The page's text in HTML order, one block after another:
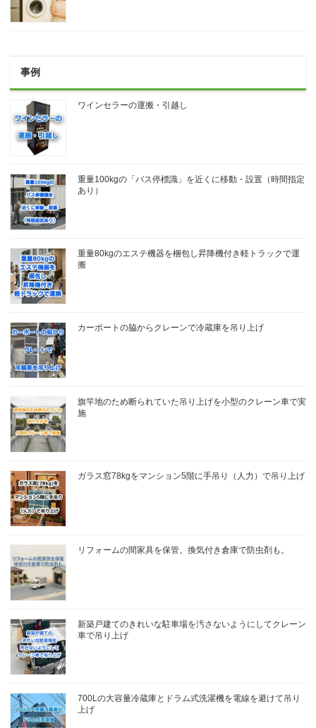
事例
ワインセラーの運搬・引越し
重量100kgの「バス停標識」を近くに移動・設置（時間指定
あり）
重量80kgのエステ機器を梱包し昇降機付き軽トラックで運
搬
カーポートの脇からクレーンで冷蔵庫を吊り上げ
旗竿地のため断られていた吊り上げを小型のクレーン車で実
施
ガラス窓78kgをマンション5階に手吊り（人力）で吊り上げ
リフォームの間家具を保管。換気付き倉庫で防虫剤も。
新築戸建てのきれいな駐車場を汚さないようにしてクレーン
車で吊り上げ
700Lの大容量冷蔵庫とドラム式洗濯機を電線を避けて吊り
上げ